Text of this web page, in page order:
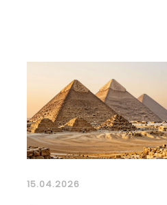
15.04.2026